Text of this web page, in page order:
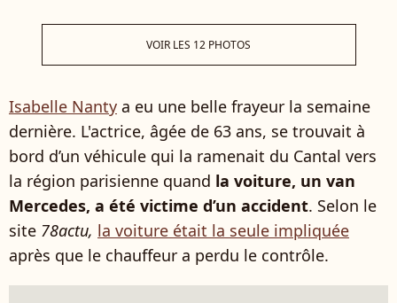
VOIR LES 12 PHOTOS
Isabelle Nanty a eu une belle frayeur la semaine
dernière. L'actrice, âgée de 63 ans, se trouvait à
bord d’un véhicule qui la ramenait du Cantal vers
la région parisienne quand la voiture, un van
Mercedes, a été victime d’un accident. Selon le
site 78actu, la voiture était la seule impliquée
après que le chauffeur a perdu le contrôle.